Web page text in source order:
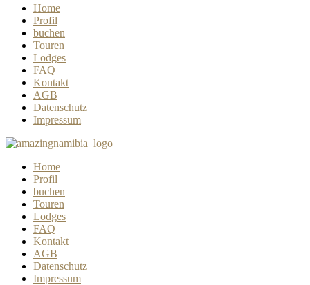
Home
Profil
buchen
Touren
Lodges
FAQ
Kontakt
AGB
Datenschutz
Impressum
Home
Profil
buchen
Touren
Lodges
FAQ
Kontakt
AGB
Datenschutz
Impressum